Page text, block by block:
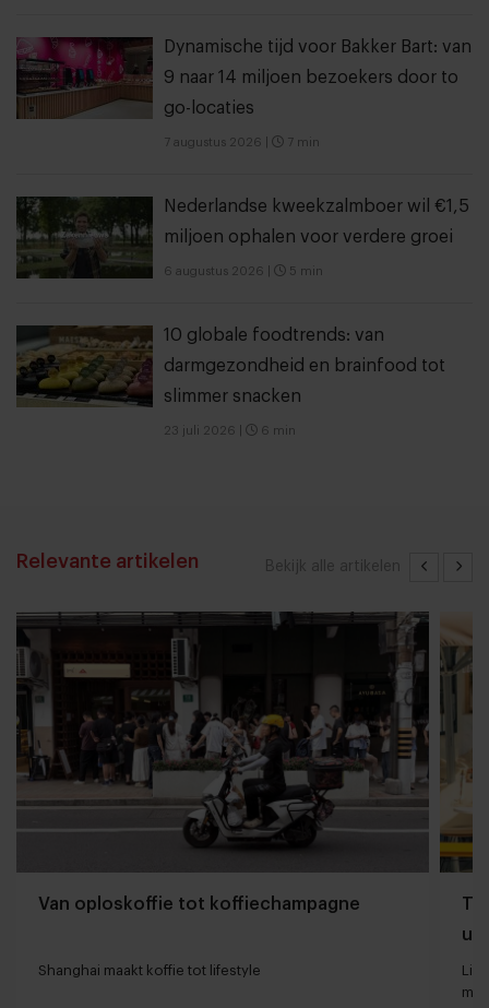
Dynamische tijd voor Bakker Bart: van
9 naar 14 miljoen bezoekers door to
go-locaties
7 augustus 2026 7 min
Nederlandse kweekzalmboer wil €1,5
miljoen ophalen voor verdere groei
6 augustus 2026 5 min
10 globale foodtrends: van
darmgezondheid en brainfood tot
slimmer snacken
23 juli 2026 6 min
Bekijk alle artikelen
Relevante artikelen
Van oploskoffie tot koffiechampagne
Shanghai maakt koffie tot lifestyle